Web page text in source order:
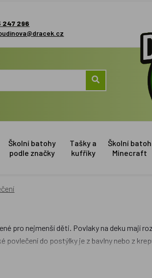
247 296
Školní batohy
podle značky
Tašky a
kufříky
Školní batoh
Minecraft
pro nejmenší děti. Povlaky na deku mají
povlečení do postýlky je z bavlny nebo z
nejoblíbenější motivy pak patří